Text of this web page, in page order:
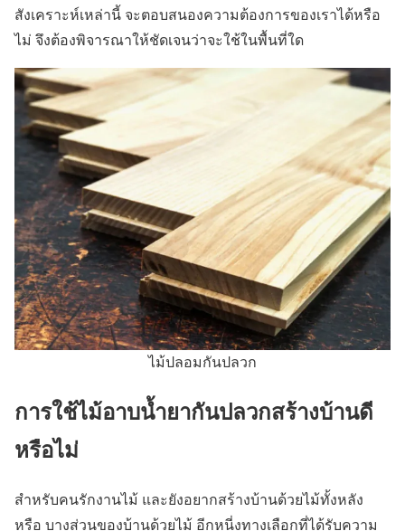
สังเคราะห์เหล่านี้ จะตอบสนองความต้องการของเราได้หรือ
ไม่ จึงต้องพิจารณาให้ชัดเจนว่าจะใช้ในพื้นที่ใด
ไม้ปลอมกันปลวก
การใช้ไม้อาบน้ำยากันปลวกสร้างบ้านดี
หรือไม่
สำหรับคนรักงานไม้ และยังอยากสร้างบ้านด้วยไม้ทั้งหลัง
หรือ บางส่วนของบ้านด้วยไม้ อีกหนี่งทางเลือกที่ได้รับความ